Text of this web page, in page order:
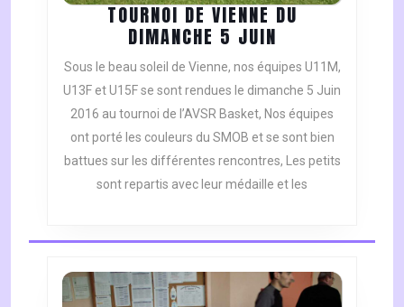
TOURNOI DE VIENNE DU
DIMANCHE 5 JUIN
DE
VIENNE
DU
DIMANCHE
5
JUIN
Sous le beau soleil de Vienne, nos équipes U11M,
U13F et U15F se sont rendues le dimanche 5 Juin
2016 au tournoi de l’AVSR Basket, Nos équipes
ont porté les couleurs du SMOB et se sont bien
battues sur les différentes rencontres, Les petits
sont repartis avec leur médaille et les